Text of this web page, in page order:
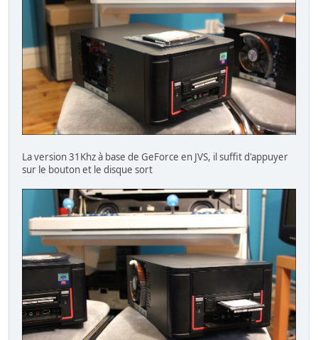
La version 31Khz à base de GeForce en JVS, il suffit d'appuyer
sur le bouton et le disque sort